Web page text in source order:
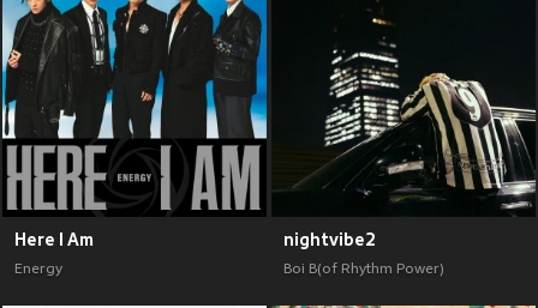
Here I Am
Energy
nightvibe2
Boi B(of Rhythm Power)